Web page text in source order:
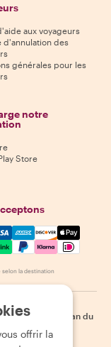
aux voyageurs
d'annulation des
générales pour les
notre
Store
Visa, Amex,
la destination
| Cookies
Plan du
offrir la